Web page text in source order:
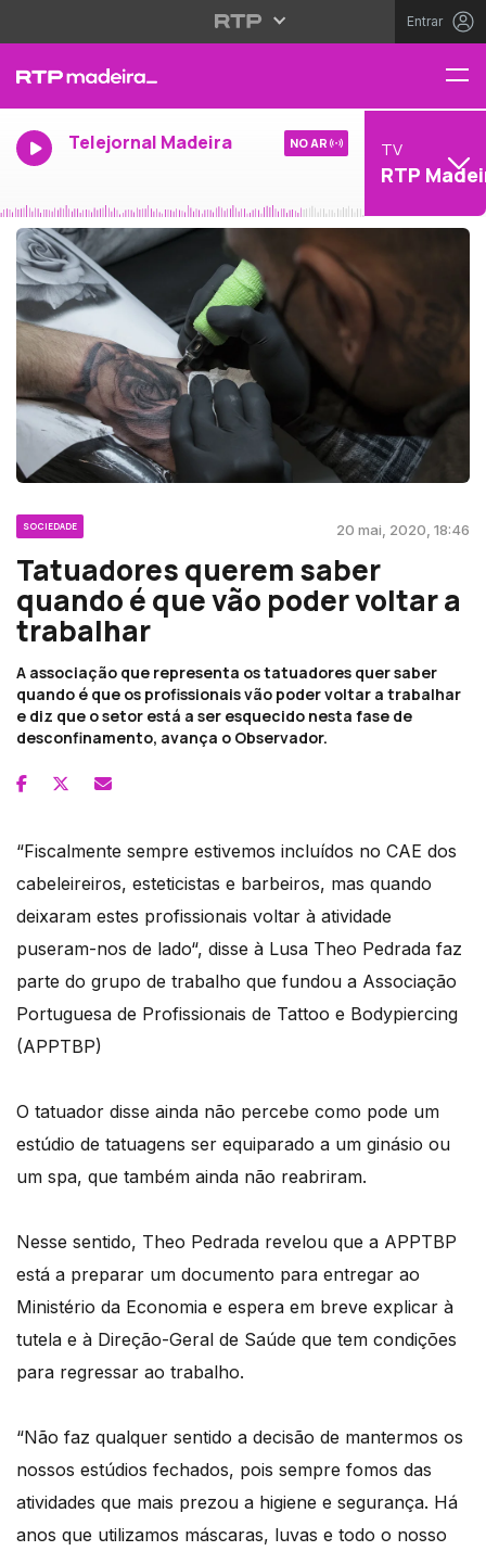
Entrar
Telejornal Madeira NO AR TV
RTP
SOCIEDADE 20 mai, 2020, 18:46
Tatuadores querem saber
quando é que vão poder voltar a
trabalhar
A associação que representa os tatuadores quer saber
quando é que os profissionais vão poder voltar a trabalhar
e diz que o setor está a ser esquecido nesta fase de
desconfinamento, avança o Observador.
“Fiscalmente sempre estivemos incluídos no CAE dos
cabeleireiros, esteticistas e barbeiros, mas quando
deixaram estes profissionais voltar à atividade
puseram-nos de lado“, disse à Lusa Theo Pedrada faz
parte do grupo de trabalho que fundou a Associação
Portuguesa de Profissionais de Tattoo e Bodypiercing
(APPTBP)
O tatuador disse ainda não percebe como pode um
estúdio de tatuagens ser equiparado a um ginásio ou
um spa, que também ainda não reabriram.
Nesse sentido, Theo Pedrada revelou que a APPTBP
está a preparar um documento para entregar ao
Ministério da Economia e espera em breve explicar à
tutela e à Direção-Geral de Saúde que tem condições
para regressar ao trabalho.
“Não faz qualquer sentido a decisão de mantermos os
nossos estúdios fechados, pois sempre fomos das
atividades que mais prezou a higiene e segurança. Há
anos que utilizamos máscaras, luvas e todo o nosso